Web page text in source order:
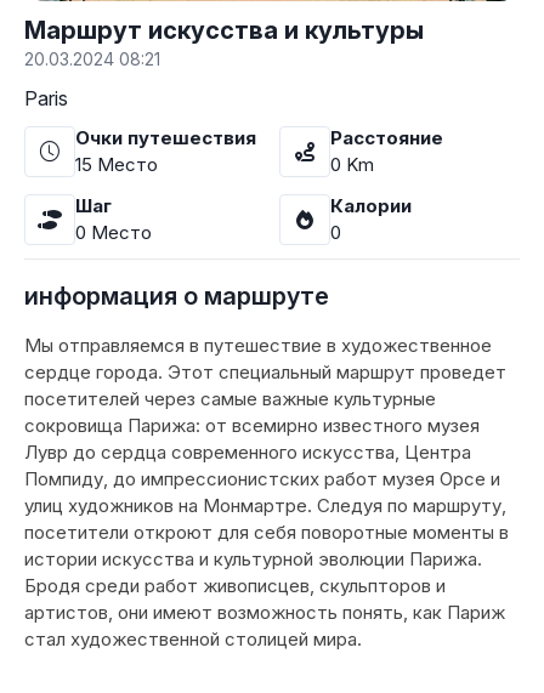
Маршрут искусства и культуры
20.03.2024 08:21
Paris
Очки путешествия
15 Место
Расстояние
0 Km
Шаг
0 Место
Калории
0
информация о маршруте
Мы отправляемся в путешествие в художественное
сердце города. Этот специальный маршрут проведет
посетителей через самые важные культурные
сокровища Парижа: от всемирно известного музея
Лувр до сердца современного искусства, Центра
Помпиду, до импрессионистских работ музея Орсе и
улиц художников на Монмартре. Следуя по маршруту,
посетители откроют для себя поворотные моменты в
истории искусства и культурной эволюции Парижа.
Бродя среди работ живописцев, скульпторов и
артистов, они имеют возможность понять, как Париж
стал художественной столицей мира.